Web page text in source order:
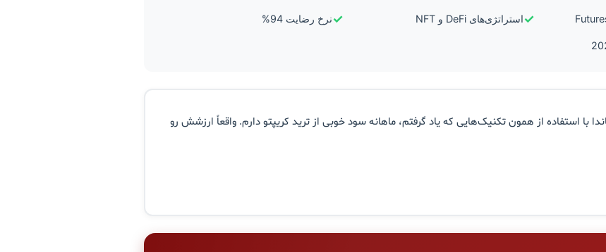
✓استراتژی‌های DeFi و NFT ✓نرخ رضایت 94%
با استفاده از همون تکنیک‌هایی که یاد گرفتم، ماهانه سود خوبی از ترید کریپتو دارم. واقعاً ارزشش رو